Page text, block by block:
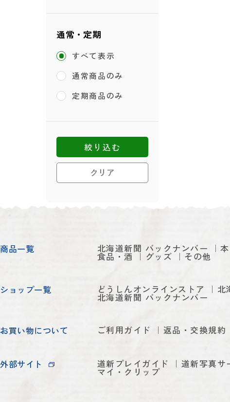
通常・定期
すべて表示
通常商品のみ
定期商品のみ
クリア
絞り込む
商品一覧 北海道新聞 バックナンバー 本
食品・酒 グッズ その他
ショップ一覧 どうしんオンラインストア 北
北海道新聞 バックナンバー
お買い物について ご利用ガイド 返品・交換規約
外部サイト 道新プレイガイド 道新写真サ
マイ・クリップ